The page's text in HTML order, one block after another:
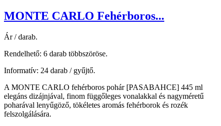
MONTE CARLO Fehérboros...
Ár / darab.
Rendelhető: 6 darab többszöröse.
Informatív: 24 darab / gyűjtő.
A MONTE CARLO fehérboros pohár [PASABAHCE] 445 ml
elegáns dizájnjával, finom függőleges vonalakkal és nagyméretű
poharával lenyűgöző, tökéletes aromás fehérborok és rozék
felszolgálására.